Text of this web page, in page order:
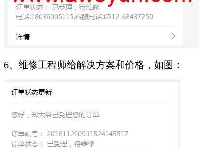
6、维修工程师给解决方案和价格，如图：